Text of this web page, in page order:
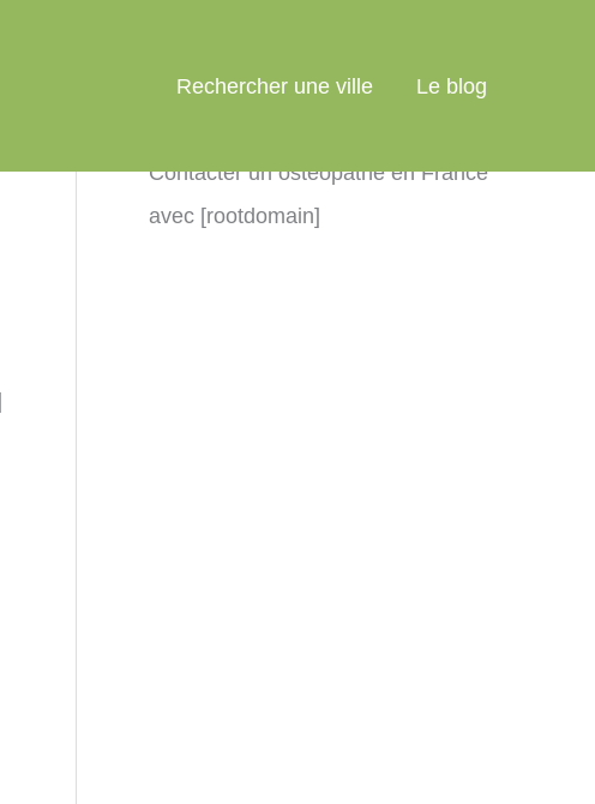
Rechercher une ville Le blog
Contacter un ostéopathe en France
avec [rootdomain]